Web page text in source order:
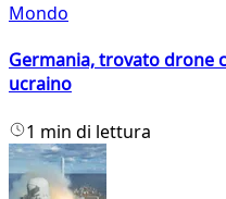
Mondo
Germania, trovato drone
ucraino
1 min di lettura